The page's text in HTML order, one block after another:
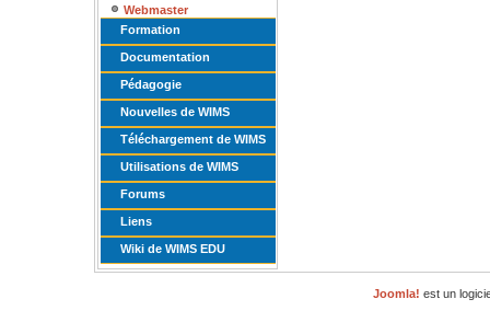
Webmaster
Formation
Documentation
Pédagogie
Nouvelles de WIMS
Téléchargement de WIMS
Utilisations de WIMS
Forums
Liens
Wiki de WIMS EDU
Joomla! est un